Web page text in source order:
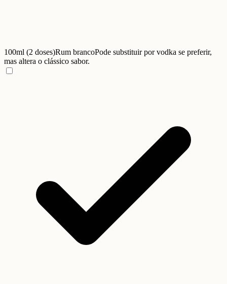
100ml (2 doses)Rum brancoPode substituir por vodka se preferir,
mas altera o clássico sabor.